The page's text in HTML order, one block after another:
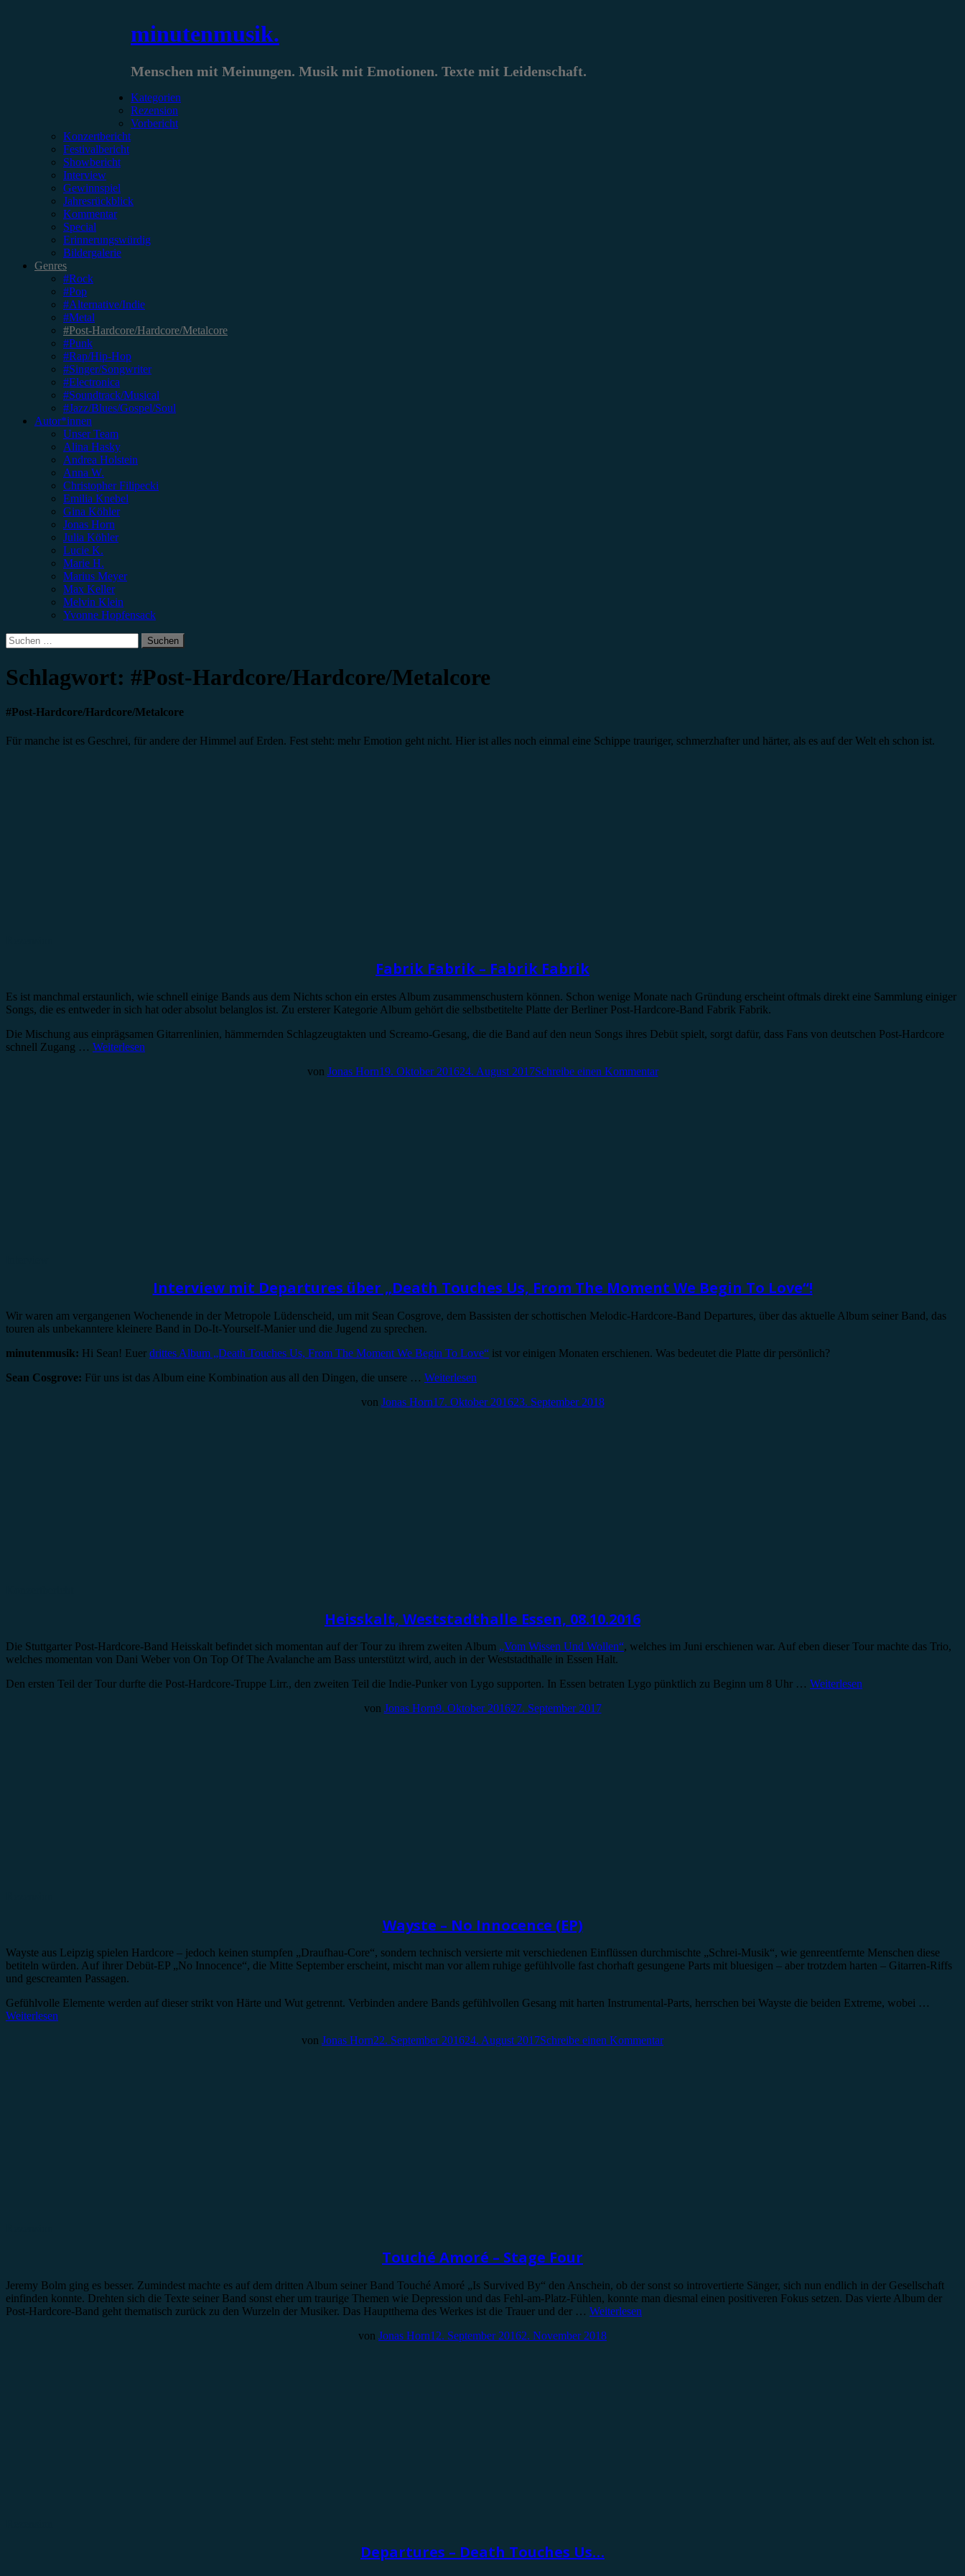
minutenmusik.
Menschen mit Meinungen. Musik mit Emotionen. Texte mit Leidenschaft.
Kategorien
Rezension
Vorbericht
Konzertbericht
Festivalbericht
Showbericht
Interview
Gewinnspiel
Jahresrückblick
Kommentar
Special
Erinnerungswürdig
Bildergalerie
Genres
#Rock
#Pop
#Alternative/Indie
#Metal
#Post-Hardcore/Hardcore/Metalcore
#Punk
#Rap/Hip-Hop
#Singer/Songwriter
#Electronica
#Soundtrack/Musical
#Jazz/Blues/Gospel/Soul
Autor*innen
Unser Team
Alina Hasky
Andrea Holstein
Anna W.
Christopher Filipecki
Emilia Knebel
Gina Köhler
Jonas Horn
Julia Köhler
Lucie K.
Marie H.
Marius Meyer
Max Keller
Melvin Klein
Yvonne Hopfensack
Suchen
nach:
Schlagwort: #Post-Hardcore/Hardcore/Metalcore
#Post-Hardcore/Hardcore/Metalcore
Für manche ist es Geschrei, für andere der Himmel auf Erden. Fest steht: mehr Emotion geht nicht. Hier ist alles noch einmal eine Schippe trauriger, schmerzhafter und härter, als es auf der Welt eh schon ist.
Fabrik Fabrik – Fabrik Fabrik
Es ist manchmal erstaunlich, wie schnell einige Bands aus dem Nichts schon ein erstes Album zusammenschustern können. Schon wenige Monate nach Gründung erscheint oftmals direkt eine Sammlung einiger
Songs, die es entweder in sich hat oder absolut belanglos ist. Zu ersterer Kategorie Album gehört die selbstbetitelte Platte der Berliner Post-Hardcore-Band Fabrik Fabrik.
Die Mischung aus einprägsamen Gitarrenlinien, hämmernden Schlagzeugtakten und Screamo-Gesang, die die Band auf den neun Songs ihres Debüt spielt, sorgt dafür, dass Fans von deutschen Post-Hardcore
schnell Zugang … Weiterlesen
von Jonas Horn19. Oktober 201624. August 2017Schreibe einen Kommentar
Interview mit Departures über „Death Touches Us, From The Moment We Begin To Love“!
Wir waren am vergangenen Wochenende in der Metropole Lüdenscheid, um mit Sean Cosgrove, dem Bassisten der schottischen Melodic-Hardcore-Band Departures, über das aktuelle Album seiner Band, das
touren als unbekanntere kleinere Band in Do-It-Yourself-Manier und die Jugend zu sprechen.
minutenmusik: Hi Sean! Euer drittes Album „Death Touches Us, From The Moment We Begin To Love“ ist vor einigen Monaten erschienen. Was bedeutet die Platte dir persönlich?
Sean Cosgrove: Für uns ist das Album eine Kombination aus all den Dingen, die unsere … Weiterlesen
von Jonas Horn17. Oktober 201623. September 2018
Heisskalt, Weststadthalle Essen, 08.10.2016
Die Stuttgarter Post-Hardcore-Band Heisskalt befindet sich momentan auf der Tour zu ihrem zweiten Album „Vom Wissen Und Wollen“, welches im Juni erschienen war. Auf eben dieser Tour machte das Trio,
welches momentan von Dani Weber von On Top Of The Avalanche am Bass unterstützt wird, auch in der Weststadthalle in Essen Halt.
Den ersten Teil der Tour durfte die Post-Hardcore-Truppe Lirr., den zweiten Teil die Indie-Punker von Lygo supporten. In Essen betraten Lygo pünktlich zu Beginn um 8 Uhr … Weiterlesen
von Jonas Horn9. Oktober 201627. September 2017
Wayste – No Innocence (EP)
Wayste aus Leipzig spielen Hardcore – jedoch keinen stumpfen „Draufhau-Core“, sondern technisch versierte mit verschiedenen Einflüssen durchmischte „Schrei-Musik“, wie genreentfernte Menschen diese
betiteln würden. Auf ihrer Debüt-EP „No Innocence“, die Mitte September erscheint, mischt man vor allem ruhige gefühlvolle fast chorhaft gesungene Parts mit bluesigen – aber trotzdem harten – Gitarren-Riffs
und gescreamten Passagen.
Gefühlvolle Elemente werden auf dieser strikt von Härte und Wut getrennt. Verbinden andere Bands gefühlvollen Gesang mit harten Instrumental-Parts, herrschen bei Wayste die beiden Extreme, wobei …
Weiterlesen
von Jonas Horn22. September 201624. August 2017Schreibe einen Kommentar
Touché Amoré – Stage Four
Jeremy Bolm ging es besser. Zumindest machte es auf dem dritten Album seiner Band Touché Amoré „Is Survived By“ den Anschein, ob der sonst so introvertierte Sänger, sich nun endlich in der Gesellschaft
einfinden konnte. Drehten sich die Texte seiner Band sonst eher um traurige Themen wie Depression und das Fehl-am-Platz-Fühlen, konnte man diesmal einen positiveren Fokus setzen. Das vierte Album der
Post-Hardcore-Band geht thematisch zurück zu den Wurzeln der Musiker. Das Hauptthema des Werkes ist die Trauer und der … Weiterlesen
von Jonas Horn12. September 20162. November 2018
Departures – Death Touches Us…